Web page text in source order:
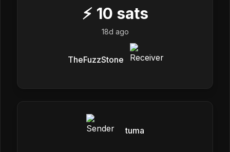
⚡ 10 sats
18d ago
TheFuzzStone
tuma